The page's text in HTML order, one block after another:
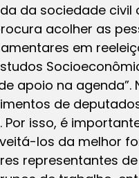
da sociedade civil
acolher as
em
apoio na agenda”.
de
isso, é
los da melhor
representantes